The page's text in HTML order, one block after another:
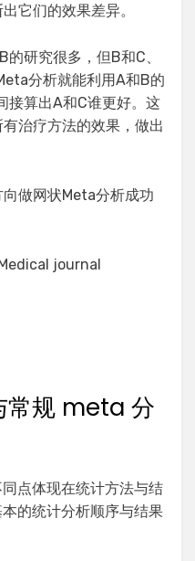
它们的效果差异。
研究很多，但B和C、
分析就能利用A和B的
接算出A和C谁更好。这
治疗方法的效果，做出
做网状Meta分析成功
journal
常规 meta 分
点体现在统计方法与结
的统计分析顺序与结果